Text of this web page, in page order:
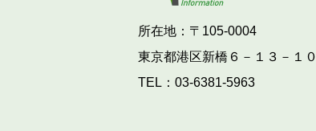
所在地：〒105-0004
東京都港区新橋６－１３－１０
TEL： 03-6381-5963